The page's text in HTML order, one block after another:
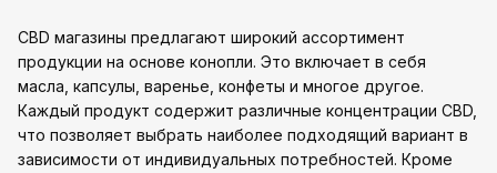
CBD магазины предлагают широкий ассортимент
продукции на основе конопли. Это включает в себя
масла, капсулы, варенье, конфеты и многое другое.
Каждый продукт содержит различные концентрации CBD,
что позволяет выбрать наиболее подходящий вариант в
зависимости от индивидуальных потребностей. Кроме